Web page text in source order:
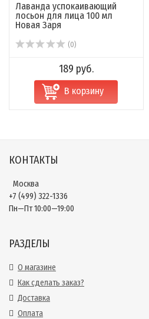
Лаванда успокаивающий
лосьон для лица 100 мл
Новая Заря
(0)
189 руб.
В корзину
КОНТАКТЫ
Москва
+7 (499) 322-1336
Пн—Пт 10:00—19:00
РАЗДЕЛЫ
О магазине
Как сделать заказ?
Доставка
Оплата